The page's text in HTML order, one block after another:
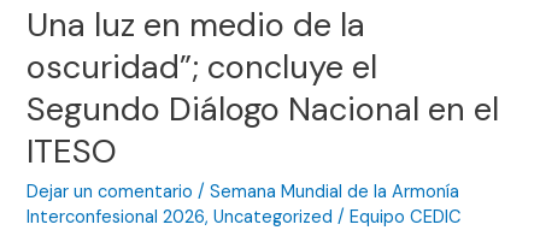
Una luz en medio de la
oscuridad”; concluye el
Segundo Diálogo Nacional en el
ITESO
Dejar un comentario /Semana Mundial de la Armonía
Interconfesional 2026,Uncategorized /Equipo CEDIC
en
el
ITESO